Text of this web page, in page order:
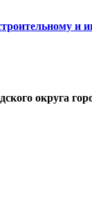
и
округа